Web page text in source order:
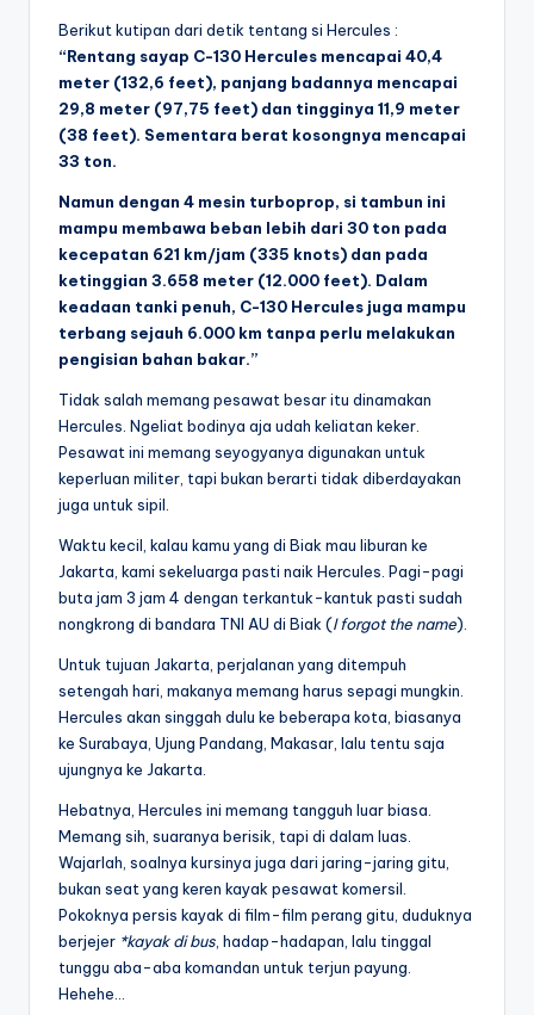
Berikut kutipan dari detik tentang si Hercules :
“Rentang sayap C-130 Hercules mencapai 40,4
meter (132,6 feet), panjang badannya mencapai
29,8 meter (97,75 feet) dan tingginya 11,9 meter
(38 feet). Sementara berat kosongnya mencapai
33 ton.
Namun dengan 4 mesin turboprop, si tambun ini
mampu membawa beban lebih dari 30 ton pada
kecepatan 621 km/jam (335 knots) dan pada
ketinggian 3.658 meter (12.000 feet). Dalam
keadaan tanki penuh, C-130 Hercules juga mampu
terbang sejauh 6.000 km tanpa perlu melakukan
pengisian bahan bakar.”
Tidak salah memang pesawat besar itu dinamakan
Hercules. Ngeliat bodinya aja udah keliatan keker.
Pesawat ini memang seyogyanya digunakan untuk
keperluan militer, tapi bukan berarti tidak diberdayakan
juga untuk sipil.
Waktu kecil, kalau kamu yang di Biak mau liburan ke
Jakarta, kami sekeluarga pasti naik Hercules. Pagi-pagi
buta jam 3 jam 4 dengan terkantuk-kantuk pasti sudah
nongkrong di bandara TNI AU di Biak (I forgot the name).
Untuk tujuan Jakarta, perjalanan yang ditempuh
setengah hari, makanya memang harus sepagi mungkin.
Hercules akan singgah dulu ke beberapa kota, biasanya
ke Surabaya, Ujung Pandang, Makasar, lalu tentu saja
ujungnya ke Jakarta.
Hebatnya, Hercules ini memang tangguh luar biasa.
Memang sih, suaranya berisik, tapi di dalam luas.
Wajarlah, soalnya kursinya juga dari jaring-jaring gitu,
bukan seat yang keren kayak pesawat komersil.
Pokoknya persis kayak di film-film perang gitu, duduknya
berjejer *kayak di bus, hadap-hadapan, lalu tinggal
tunggu aba-aba komandan untuk terjun payung.
Hehehe…